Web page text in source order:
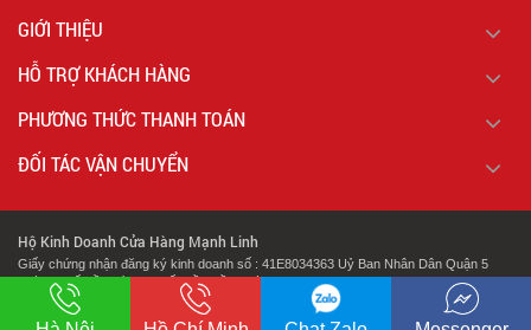
GIỚI THIỆU
HỖ TRỢ KHÁCH HÀNG
PHƯƠNG THỨC THANH TOÁN
ĐỐI TÁC VẬN CHUYỂN
Hộ Kinh Doanh Cửa Hàng Mạnh Linh
Giấy chứng nhận đăng ký kinh doanh số : 41E8034363 Uỷ Ban Nhân Dân Quận 5
Thành Phố Hồ Chí Minh Cấp Lần Đầu Ngày : 07/02/2018.
Địa chỉ: 127 Cao Đạt Phường 1 Quận 5 Thành Phố Hồ Chí Minh